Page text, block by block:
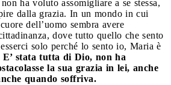
ha voluto assomigliare a se stessa,
dalla grazia. In un mondo in cui
dell’uomo sembra avere
dove tutto quello che sento
solo perché lo sento io, Maria è
E’ stata tutta di Dio, non ha
la sua grazia in lei, anche
quando soffriva.